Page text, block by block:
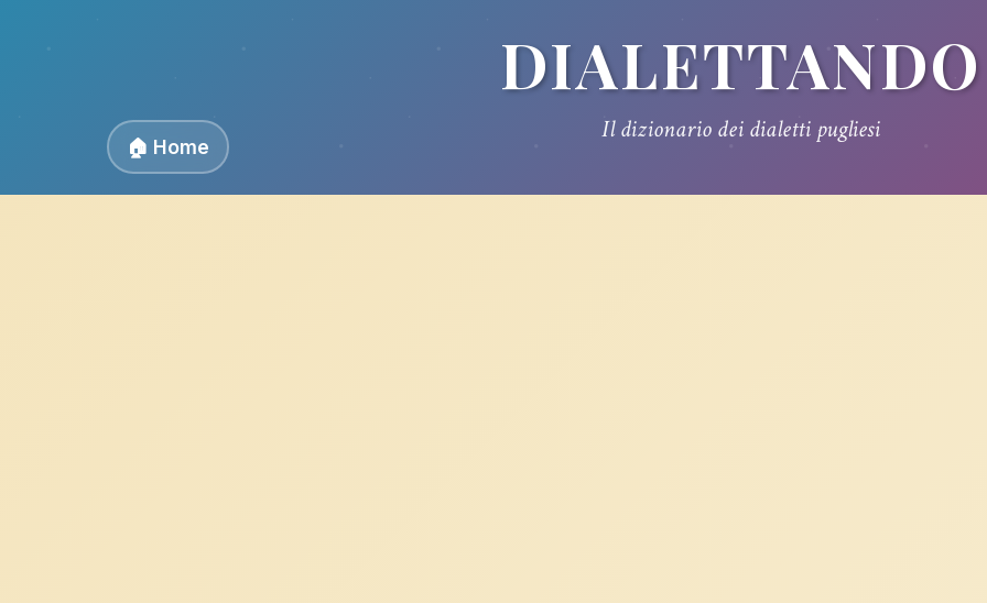
🏠 Home
DIALETTANDO
Il dizionario dei dialetti pugliesi